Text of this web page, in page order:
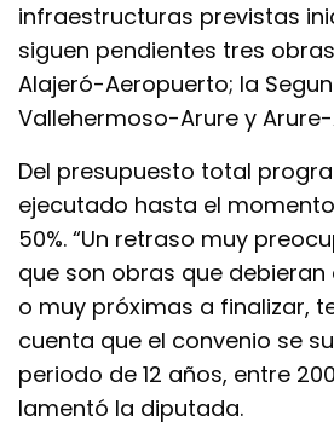
infraestructuras previstas
siguen pendientes tres
Alajeró-Aeropuerto; la
Vallehermoso-Arure y
Del presupuesto total
ejecutado hasta el
50%. “Un retraso muy
que son obras que
o muy próximas a finalizar,
cuenta que el convenio se
periodo de 12 años, entre
lamentó la diputada.